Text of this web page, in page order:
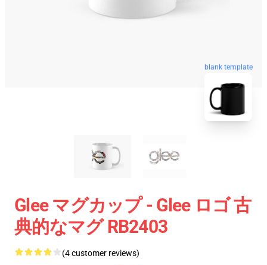
blank template
Glee マグカップ - Glee ロゴ 古
典的なマグ RB2403
(4 customer reviews)